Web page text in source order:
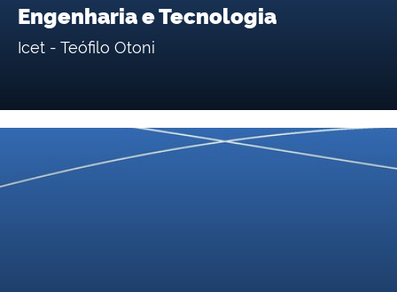
Engenharia e Tecnologia
Icet - Teófilo Otoni